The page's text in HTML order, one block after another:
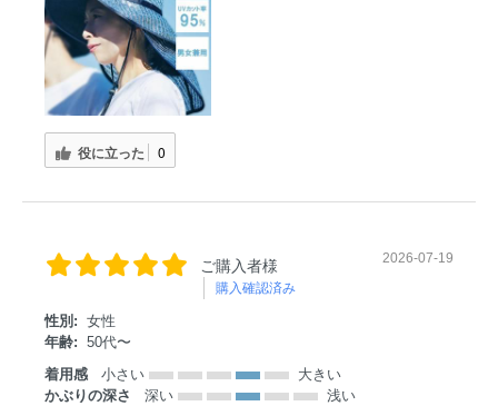
役に立った 0
ご購入者様
購入確認済み
2026-07-19
性別: 女性
年齢: 50代〜
着用感
小さい
大きい
かぶりの深さ
深い
浅い